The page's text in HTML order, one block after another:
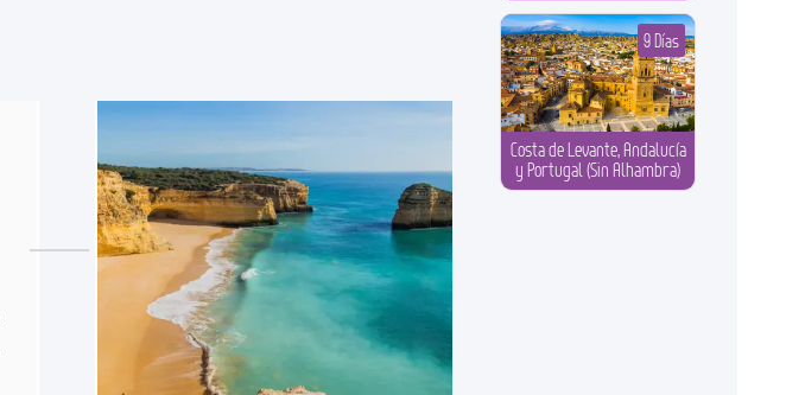
Costa de Levante, Andalucía
y Portugal (Sin Alhambra)
9 Días